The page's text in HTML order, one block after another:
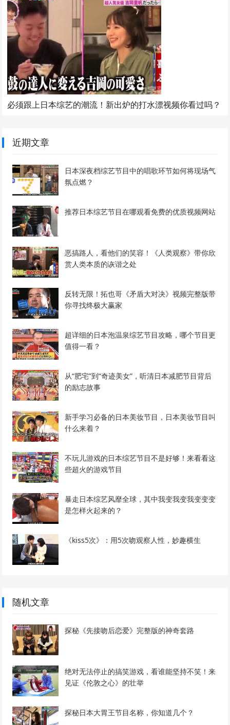
必须跟上日本综艺的潮流！新出炉的打水漂视频你看过吗？
近期文章
日本深夜档综艺节目中的唱歌环节如何将现场气
氛点燃？
推荐日本综艺节目在哪观看免费的优质视频网站
恶搞路人，看他们的笑容！《人类观察》带你欣
赏人类本质的诙谐之处
反转无限！拓也哥《矛盾大对决》视频完整版带
你寻找终极大赢家
超详细的日本泡温泉综艺节目攻略，哪个节目更
值得一看？
从“肥宅”到“奇迹美女”，听清日本减肥节目背后
的励志故事
新手学习必备的日本美妆节目，日本美妆节目叫
什么来着？
不玩儿游戏的日本综艺节目不是好够！来看看这
些超火的游戏节目
暴走日本综艺风靡全球，其中我变我变我变变变
是怎样火起来的？
《kiss5次》：用5次吻观察人性，妙趣横生
随机文章
探秘《先接吻后恋爱》完整版的神奇套路
绝对无法停止的搞笑游戏，看谁能坚持不笑！来
见证《伦敦之心》的壮举
探秘日本大胃王节目名称，你知道几个？